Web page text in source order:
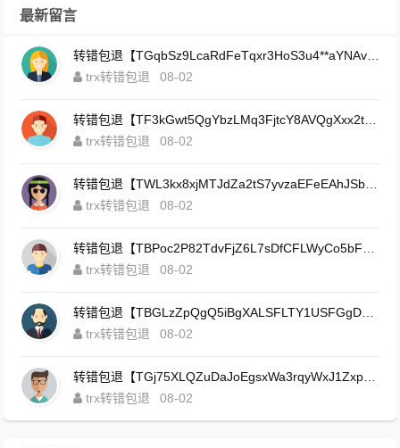
最新留言
trx转错包退
08-02
trx转错包退
08-02
trx转错包退
08-02
trx转错包退
08-02
trx转错包退
08-02
trx转错包退
08-02